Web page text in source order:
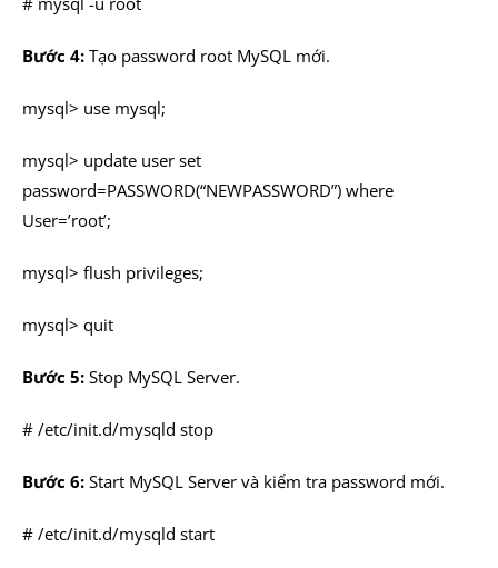
Bước 4: Tạo password root MySQL mới.
mysql> use mysql;
mysql> update user set
password=PASSWORD(“NEWPASSWORD”) where
User=’root’;
mysql> flush privileges;
mysql> quit
Bước 5: Stop MySQL Server.
# /etc/init.d/mysqld stop
Bước 6: Start MySQL Server và kiểm tra password mới.
# /etc/init.d/mysqld start